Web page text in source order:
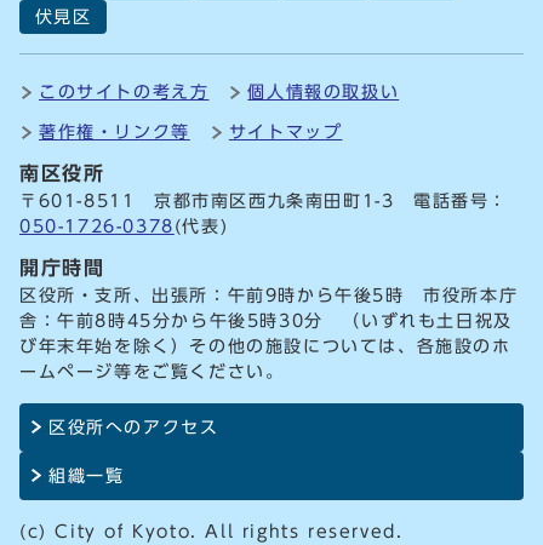
伏見区
このサイトの考え方 個人情報の取扱い
著作権・リンク等 サイトマップ
南区役所
〒601-8511 京都市南区西九条南田町1-3 電話番号：
050-1726-0378 (代表)
開庁時間
区役所・支所、出張所：午前9時から午後5時 市役所本庁
舎：午前8時45分から午後5時30分 （いずれも土日祝及
び年末年始を除く）その他の施設については、各施設のホ
ームページ等をご覧ください。
区役所へのアクセス
組織一覧
(c) City of Kyoto. All rights reserved.